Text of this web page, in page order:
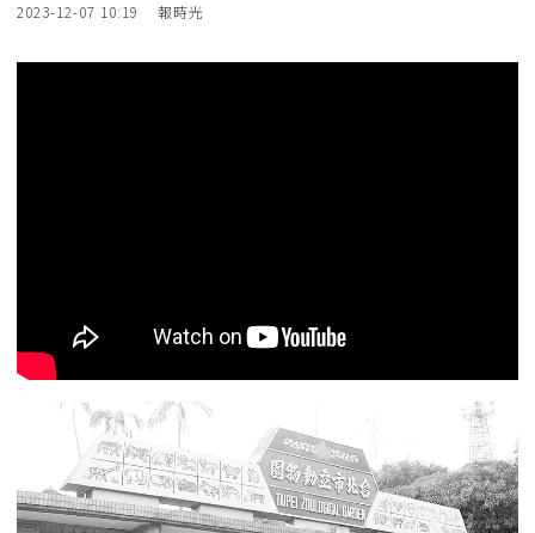
2023-12-07 10:19 報時光